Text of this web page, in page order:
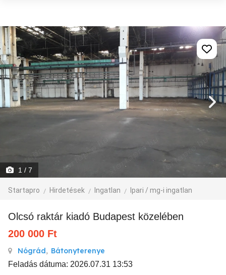
1 / 7
Startapro Hirdetések Ingatlan Ipari / mg-i ingatlan
Olcsó raktár kiadó Budapest közelében
200 000 Ft
Nógrád, Bátonyterenye
Feladás dátuma: 2026.07.31 13:53